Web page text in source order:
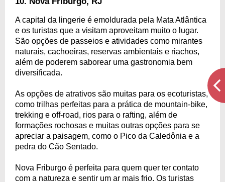
A capital da lingerie é emoldurada pela Mata Atlântica
e os turistas que a visitam aproveitam muito o lugar.
São opções de passeios e atividades como mirantes
naturais, cachoeiras, reservas ambientais e riachos,
além de poderem saborear uma gastronomia bem
diversificada.
As opções de atrativos são muitas para os ecoturistas,
como trilhas perfeitas para a prática de mountain-bike,
trekking e off-road, rios para o rafting, além de
formações rochosas e muitas outras opções para se
apreciar a paisagem, como o Pico da Caledônia e a
pedra do Cão Sentado.
Nova Friburgo é perfeita para quem quer ter contato
com a natureza e sentir um ar mais frio. Os turistas